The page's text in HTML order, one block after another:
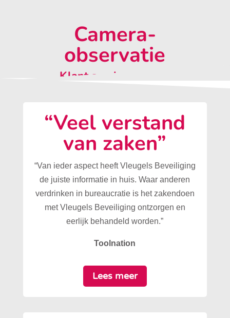
Camera-
observatie
Klant aan het woord:
“Veel verstand
van zaken”
“Van ieder aspect heeft Vleugels Beveiliging
de juiste informatie in huis. Waar anderen
verdrinken in bureaucratie is het zakendoen
met Vleugels Beveiliging ontzorgen en
eerlijk behandeld worden.”
Toolnation
Lees meer